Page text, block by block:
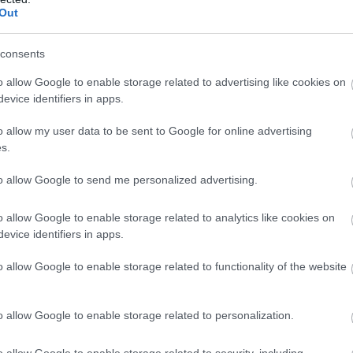
allow Google to enable storage related to advertising like cookies on
identifiers in apps.
allow my user data to be sent to Google for online advertising
allow Google to send me personalized advertising.
allow Google to enable storage related to analytics like cookies on
identifiers in apps.
allow Google to enable storage related to functionality of the website
allow Google to enable storage related to personalization.
Οικιακών Συσκευών – Καταστήματα Αττικής
& Χαρτοπωλείου – Καταστήματα Αττικής
Ραφιών & Διαρρύθμισης Χώρων Καταστημάτων
– Καταστήματα Θεσσαλονίκης